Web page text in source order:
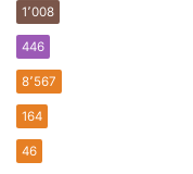
1٬008
446
8٬567
164
46